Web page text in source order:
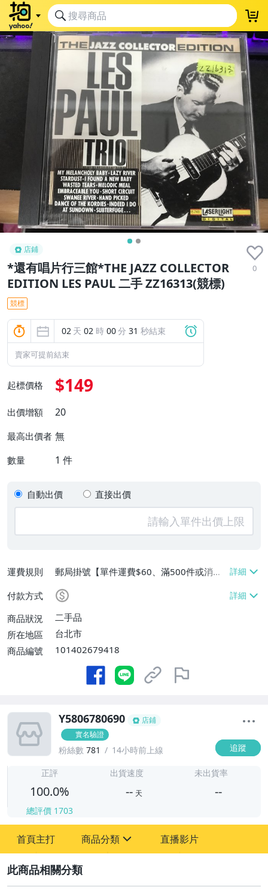
店鋪
*還有唱片行三館*THE JAZZ COLLECTOR
EDITION LES PAUL 二手 ZZ16313(競標)
0
競標
02 天 02 時 00分 30 秒結束
賣家可提前結束
起標價格 $149
出價增額 20
最高出價者 無
數量 1 件
自動出價 直接出價
運費規則
郵局掛號【單件運費$60、滿500件或消費
滿$20000免運費】
付款方式
商品狀況
二手品
所在地區
台北市
商品編號
101402679418
Y5806780690
店鋪
實名驗證
粉絲數 781 14小時前上線 追蹤
正評
100.0%
總評價 1703
出貨速度
-- 天
未出貨率
--
首頁主打 商品分類
其它
直播影片